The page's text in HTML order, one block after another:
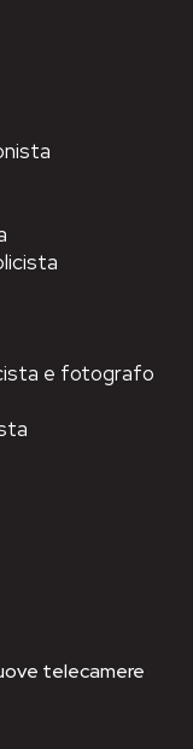
e fotografo
telecamere